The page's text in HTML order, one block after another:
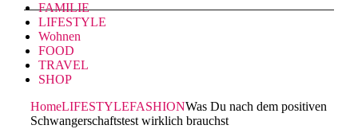
FAMILIE
LIFESTYLE
Wohnen
FOOD
TRAVEL
SHOP
HomeLIFESTYLEFASHIONWas Du nach dem positiven
Schwangerschaftstest wirklich brauchst